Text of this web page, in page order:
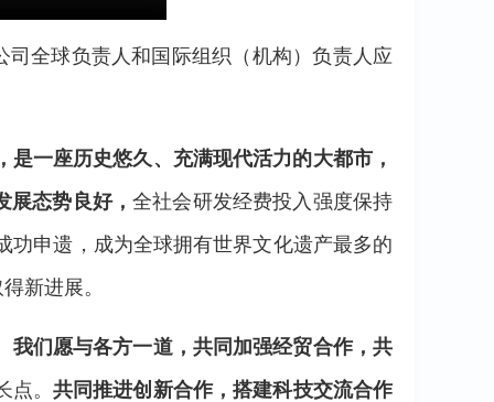
司全球负责人和国际组织（机构）负责人应
是一座历史悠久、充满现代活力的大都市，
展态势良好， 全社会研发经费投入强度保持
功申遗，成为全球拥有世界文化遗产最多的
新进展。
我们愿与各方一道，共同加强经贸合作，共
。 共同推进创新合作，搭建科技交流合作